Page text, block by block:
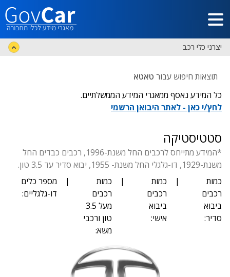
דלג לתוכן הראשי
יצרני כלי רכב
תוצאות חיפוש עבור טאטא
כל המידע נאסף ממאגרי המידע הממשלתיים.
לחץ/י כאן - לאתר היבואן הרשמי
סטטיסטיקה
*המידע מתייחס לרכבים החל משנת-1996, רכבים כבדים החל
משנת-1929, דו-גלגלי החל משנת- 1955, יבוא סדיר עד 3.5 טון.
כמות
רכבים
ביבוא
סדיר:
|
כמות
רכבים
ביבוא
אישי:
|
כמות
רכבים
מעל 3.5
טון ורכבי
משא:
|
מספר כלים
דו-גלגליים: